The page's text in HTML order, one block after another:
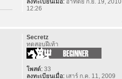
ลงทะเบียนเมื่อ:อาทิตย์ ก.ย. 19, 2010
12:26
Secretz
ทดสอบฝีเท้า
โพสต์:33
ลงทะเบียนเมื่อ:เสาร์ ก.ค. 11, 2009